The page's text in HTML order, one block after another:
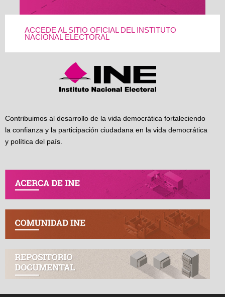
ACCEDE AL SITIO OFICIAL DEL INSTITUTO
NACIONAL ELECTORAL
Contribuimos al desarrollo de la vida democrática fortaleciendo
la confianza y la participación ciudadana en la vida democrática
y política del país.